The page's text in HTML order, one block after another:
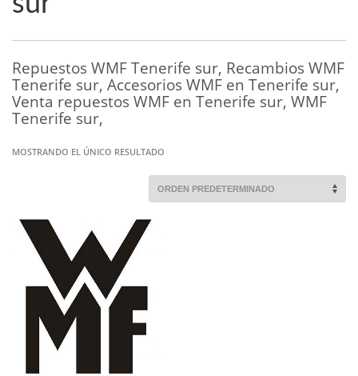
Repuestos WMF Tenerife sur, Recambios WMF
Tenerife sur, Accesorios WMF en Tenerife sur,
Venta repuestos WMF en Tenerife sur, WMF
Tenerife sur,
MOSTRANDO EL ÚNICO RESULTADO